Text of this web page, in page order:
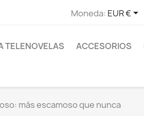
Moneda: EUR €
TELENOVELAS ACCESORIOS
más escamoso que nunca